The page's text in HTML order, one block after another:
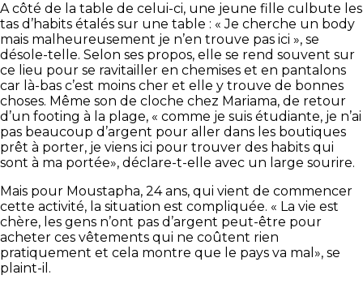
A côté de la table de celui-ci, une jeune fille culbute les
tas d’habits étalés sur une table : « Je cherche un body
mais malheureusement je n’en trouve pas ici », se
désole-telle. Selon ses propos, elle se rend souvent sur
ce lieu pour se ravitailler en chemises et en pantalons
car là-bas c’est moins cher et elle y trouve de bonnes
choses. Même son de cloche chez Mariama, de retour
d’un footing à la plage, « comme je suis étudiante, je n’ai
pas beaucoup d’argent pour aller dans les boutiques
prêt à porter, je viens ici pour trouver des habits qui
sont à ma portée», déclare-t-elle avec un large sourire.
Mais pour Moustapha, 24 ans, qui vient de commencer
cette activité, la situation est compliquée. « La vie est
chère, les gens n’ont pas d’argent peut-être pour
acheter ces vêtements qui ne coûtent rien
pratiquement et cela montre que le pays va mal», se
plaint-il.